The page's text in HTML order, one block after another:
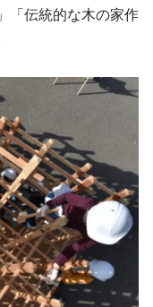
「伝統的な木の家作